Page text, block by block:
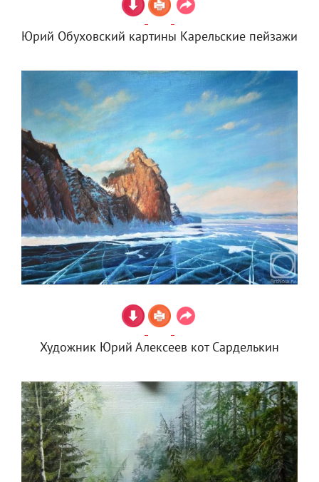
Юрий Обуховский картины Карельские пейзажи
Художник Юрий Алексеев кот Сарделькин